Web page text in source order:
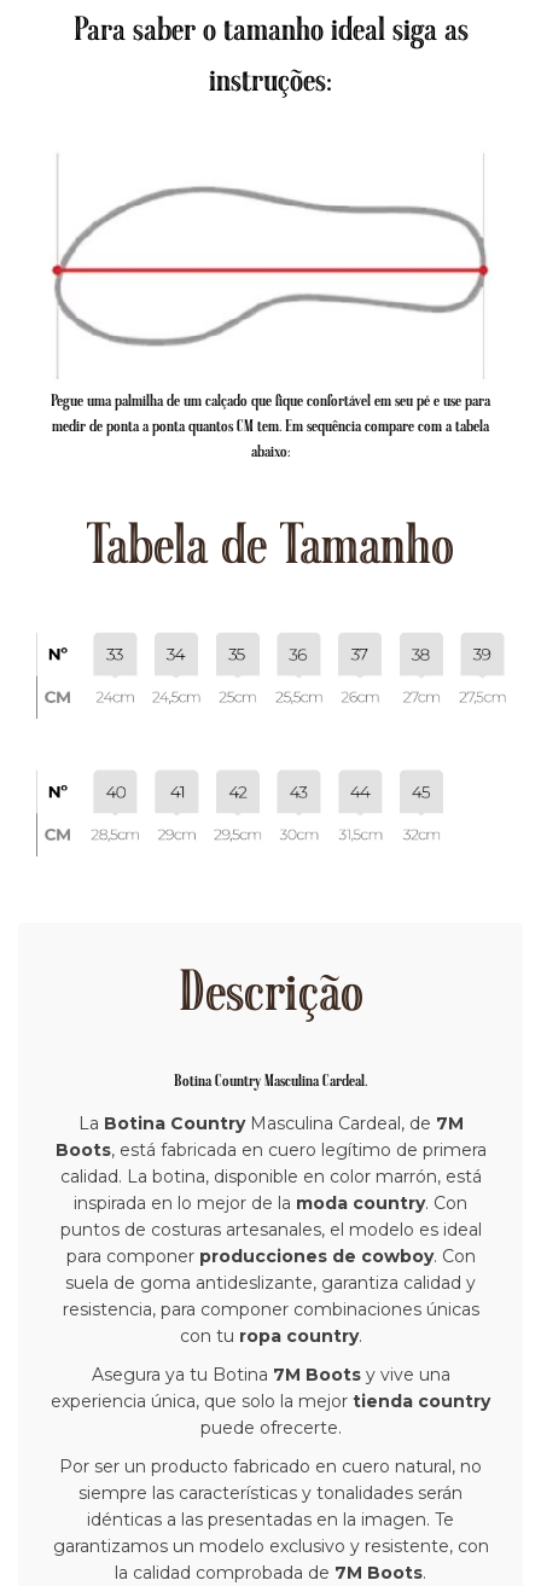
Para saber o tamanho ideal siga as
instruções:
Pegue uma palmilha de um calçado que fique confortável em seu pé e use para
medir de ponta a ponta quantos CM tem. Em sequência compare com a tabela
abaixo:
Tabela de Tamanho
Descrição
Botina Country Masculina Cardeal.
La Botina CountryMasculina Cardeal, de 7M
Boots, está fabricada en cuero legítimo de primera
calidad. La botina, disponible en color marrón, está
inspirada en lo mejor de la moda country. Con
puntos de costuras artesanales, el modelo es ideal
para componer producciones de cowboy. Con
suela de goma antideslizante, garantiza calidad y
resistencia, para componer combinaciones únicas
con tu ropa country.
Asegura ya tu Botina 7M Bootsy vive una
experiencia única, que solo la mejor tienda country
puede ofrecerte.
Por ser un producto fabricado en cuero natural, no
siempre las características y tonalidades serán
idénticas a las presentadas en la imagen. Te
garantizamos un modelo exclusivo y resistente, con
la calidad comprobada de 7M Boots.